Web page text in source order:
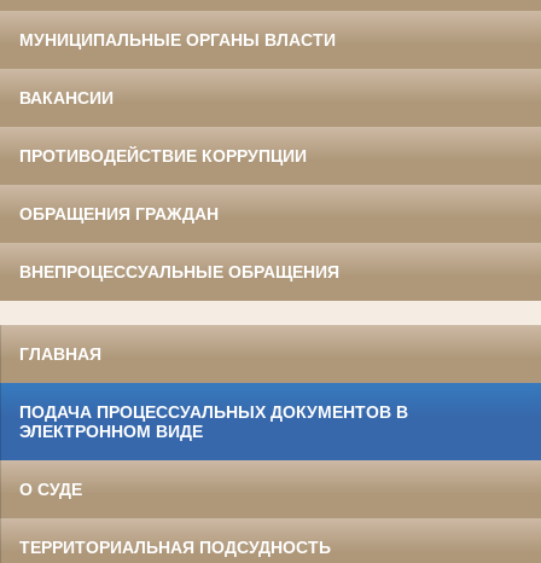
МУНИЦИПАЛЬНЫЕ ОРГАНЫ ВЛАСТИ
ВАКАНСИИ
ПРОТИВОДЕЙСТВИЕ КОРРУПЦИИ
ОБРАЩЕНИЯ ГРАЖДАН
ВНЕПРОЦЕССУАЛЬНЫЕ ОБРАЩЕНИЯ
ГЛАВНАЯ
ПОДАЧА ПРОЦЕССУАЛЬНЫХ ДОКУМЕНТОВ В
ЭЛЕКТРОННОМ ВИДЕ
О СУДЕ
ТЕРРИТОРИАЛЬНАЯ ПОДСУДНОСТЬ